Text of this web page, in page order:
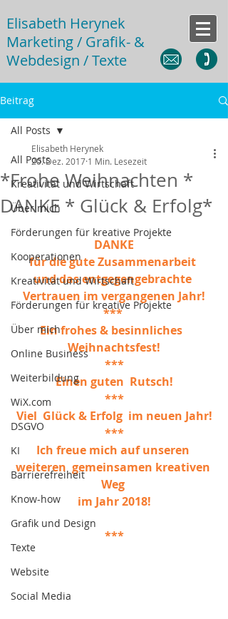
Elisabeth Herynek
Marketing / Grafik- &
Webdesign / Texte
Beitrag
All Posts
Kreativität und Wirtschaft
Über mich
Förderungen für kreative Projekte
Kooperationen
Kreativität und Wirtschaft
Förderungen für kreative Projekte
Über mich
Online Business
Weiterbildung
WiX.com
DSGVO
KI
Barrierefreiheit
Know-how
Grafik und Design
Texte
Website
Social Media
All Posts
*Frohe Weihnachten *
DANKE * Glück & Erfolg*
Elisabeth Herynek
20. Dez. 2017 1 Min. Lesezeit
DANKE
für die gute Zusammenarbeit
und das entgegengebrachte
Vertrauen im vergangenen Jahr!
***
Ein frohes & besinnliches
Weihnachtsfest!
***
Einen guten  Rutsch!
***
Viel  Glück & Erfolg  im neuen Jahr!
***
Ich freue mich auf unseren
weiteren  gemeinsamen kreativen
Weg
im Jahr 2018!
***